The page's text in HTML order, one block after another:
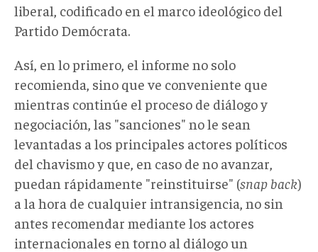
liberal, codificado en el marco ideológico del
Partido Demócrata.
Así, en lo primero, el informe no solo
recomienda, sino que ve conveniente que
mientras continúe el proceso de diálogo y
negociación, las "sanciones" no le sean
levantadas a los principales actores políticos
del chavismo y que, en caso de no avanzar,
puedan rápidamente "reinstituirse" (snap back)
a la hora de cualquier intransigencia, no sin
antes recomendar mediante los actores
internacionales en torno al diálogo un